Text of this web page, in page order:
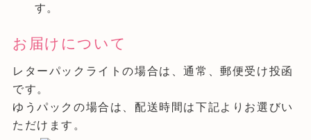
す。
お届けについて
レターパックライトの場合は、通常、郵便受け投函
です。
ゆうパックの場合は、配送時間は下記よりお選びい
ただけます。